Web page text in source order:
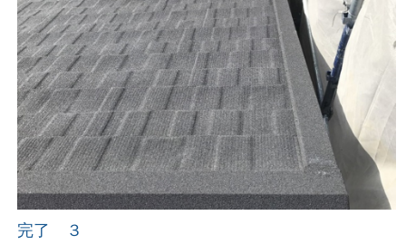
完了 ３